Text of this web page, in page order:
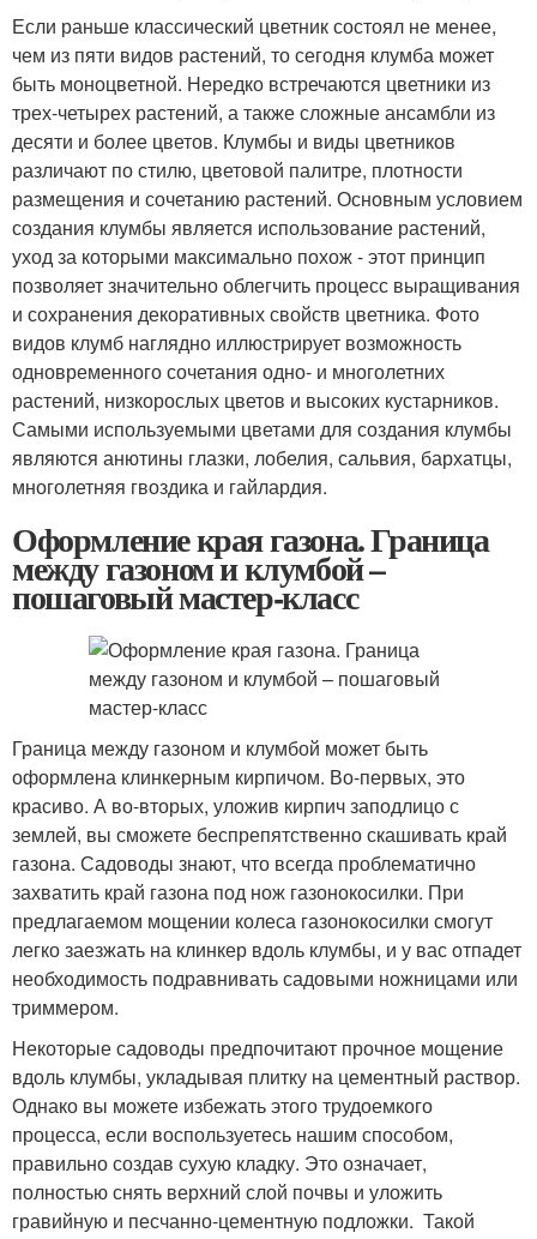
Если раньше классический цветник состоял не менее,
чем из пяти видов растений, то сегодня клумба может
быть моноцветной. Нередко встречаются цветники из
трех-четырех растений, а также сложные ансамбли из
десяти и более цветов. Клумбы и виды цветников
различают по стилю, цветовой палитре, плотности
размещения и сочетанию растений. Основным условием
создания клумбы является использование растений,
уход за которыми максимально похож - этот принцип
позволяет значительно облегчить процесс выращивания
и сохранения декоративных свойств цветника. Фото
видов клумб наглядно иллюстрирует возможность
одновременного сочетания одно- и многолетних
растений, низкорослых цветов и высоких кустарников.
Самыми используемыми цветами для создания клумбы
являются анютины глазки, лобелия, сальвия, бархатцы,
многолетняя гвоздика и гайлардия.
Оформление края газона. Граница
между газоном и клумбой –
пошаговый мастер-класс
Граница между газоном и клумбой может быть
оформлена клинкерным кирпичом. Во-первых, это
красиво. А во-вторых, уложив кирпич заподлицо с
землей, вы сможете беспрепятственно скашивать край
газона. Садоводы знают, что всегда проблематично
захватить край газона под нож газонокосилки. При
предлагаемом мощении колеса газонокосилки смогут
легко заезжать на клинкер вдоль клумбы, и у вас отпадет
необходимость подравнивать садовыми ножницами или
триммером.
Некоторые садоводы предпочитают прочное мощение
вдоль клумбы, укладывая плитку на цементный раствор.
Однако вы можете избежать этого трудоемкого
процесса, если воспользуетесь нашим способом,
правильно создав сухую кладку. Это означает,
полностью снять верхний слой почвы и уложить
гравийную и песчанно-цементную подложки. Такой